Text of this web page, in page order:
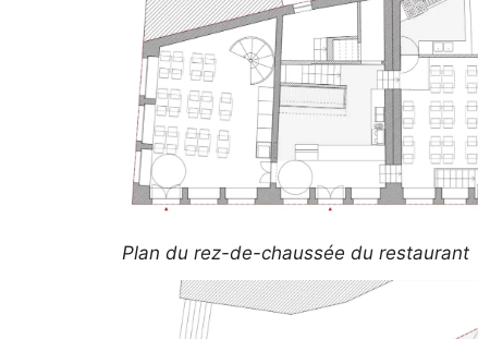
Plan du rez-de-chaussée du restaurant